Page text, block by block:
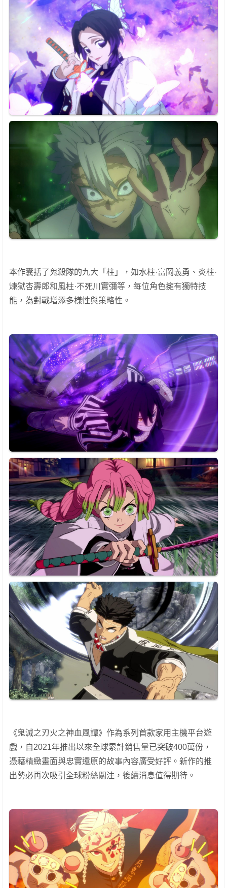
本作囊括了鬼殺隊的九大「柱」，如水柱·富岡義勇、炎柱·
煉獄杏壽郎和風柱·不死川實彌等，每位角色擁有獨特技
能，為對戰增添多樣性與策略性。
《鬼滅之刃火之神血風譚》作為系列首款家用主機平台遊
戲，自2021年推出以來全球累計銷售量已突破400萬份，
憑藉精緻畫面與忠實還原的故事內容廣受好評。新作的推
出勢必再次吸引全球粉絲關注，後續消息值得期待。